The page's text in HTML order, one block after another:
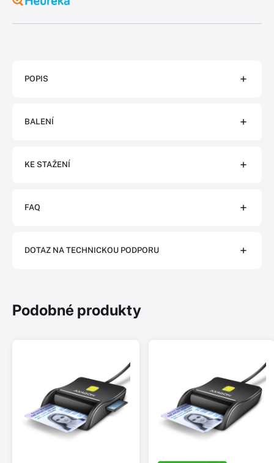
POPIS
BALENÍ
KE STAŽENÍ
FAQ
DOTAZ NA TECHNICKOU PODPORU
Podobné produkty